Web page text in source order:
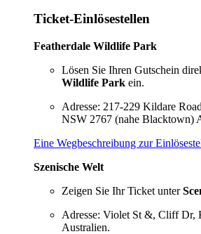
Ticket-Einlösestellen
Featherdale Wildlife Park
Lösen Sie Ihren Gutschein
Wildlife Park ein.
Adresse: 217-229 Kildare
NSW 2767 (nahe Blacktown)
Eine Wegbeschreibung zur
Szenische Welt
Zeigen Sie Ihr Ticket unter
Adresse: Violet St &, Cliff Dr,
Australien.